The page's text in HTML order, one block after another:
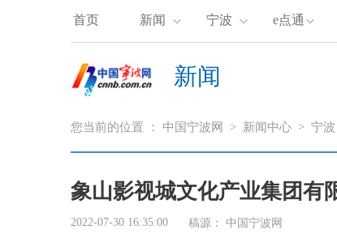
首页 新闻 宁波 e点通
新闻
您当前的位置 ： 中国宁波网 > 新闻中心 > 宁波
象山影视城文化产业集团有
2022-07-30 16:35:00 稿源： 中国宁波网